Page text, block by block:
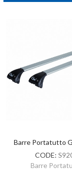
Barre Portatutto
CODE:
Barre